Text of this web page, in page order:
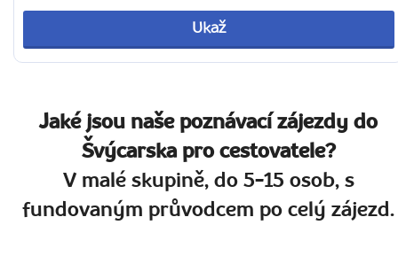
Ukaž
Jaké jsou naše poznávací zájezdy do
Švýcarska pro cestovatele?
V malé skupině, do 5-15 osob, s
fundovaným průvodcem po celý zájezd.